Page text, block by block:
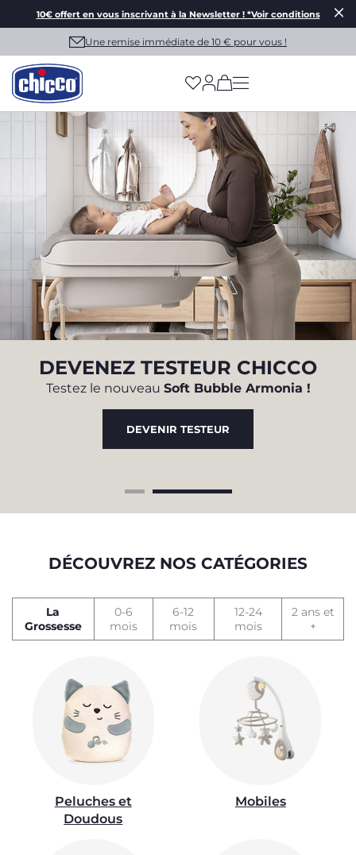
10€ offert en vous inscrivant à la Newsletter ! *Voir conditions
Une remise immédiate de 10 € pour vous !
(has more options
CHICCO
DEVENEZ TESTEUR CHICCO
Testez le nouveau Soft Bubble Armonia !
DEVENIR TESTEUR
DÉCOUVREZ NOS CATÉGORIES
La
Grossesse
0-6
mois
6-12
mois
12-24
mois
2 ans et
+
Peluches et
Doudous
Mobiles